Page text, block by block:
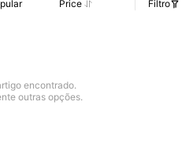
Price Filtro
encontrado.
outras opções.